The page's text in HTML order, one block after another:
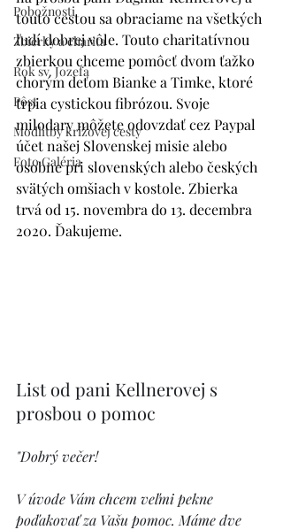
Pobožnosti
Zbierky a charita
Rok sv. Jozefa
Pôst
Modlitby krížovej cesty
Foto Galéria
touto cestou sa obraciame na všetkých
ľudí dobrej vôle. Touto charitatívnou
zbierkou chceme pomôcť dvom ťažko
chorým deťom Bianke a Timke, ktoré
trpia cystickou fibrózou. Svoje
milodary môžete odovzdať cez Paypal
účet našej Slovenskej misie alebo
osobne pri slovenských alebo českých
svätých omšiach v kostole. Zbierka
trvá od 15. novembra do 13. decembra
2020. Ďakujeme.
List od pani Kellnerovej s
prosbou o pomoc
"Dobrý večer!
V úvode Vám chcem veľmi pekne
poďakovať za Vašu pomoc. Máme dve